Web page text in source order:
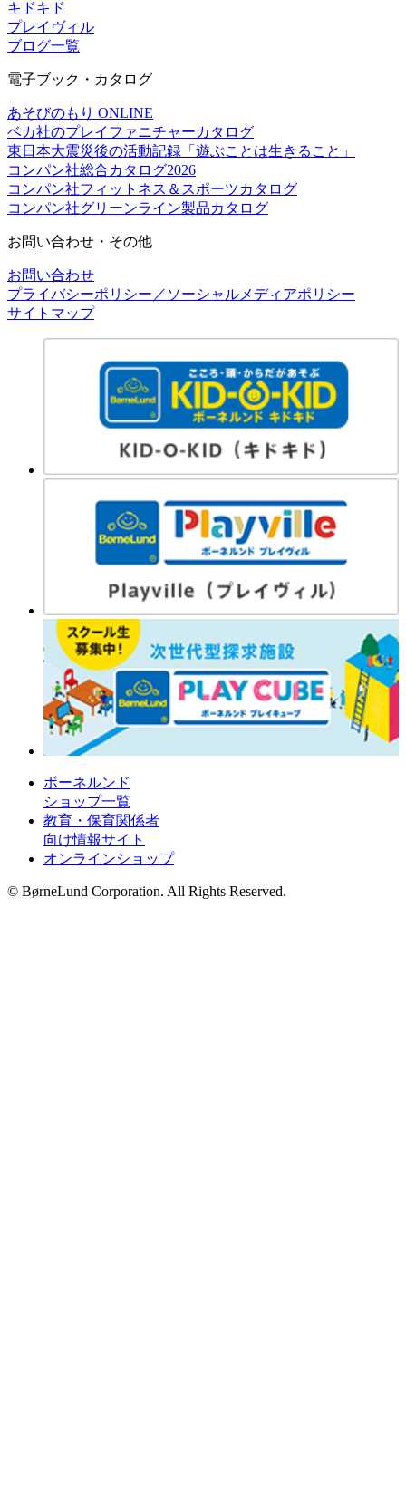
キドキド
プレイヴィル
ブログ一覧
電子ブック・カタログ
あそびのもり ONLINE
ベカ社のプレイファニチャーカタログ
東日本大震災後の活動記録「遊ぶことは生きること」
コンパン社総合カタログ2026
コンパン社フィットネス＆スポーツカタログ
コンパン社グリーンライン製品カタログ
お問い合わせ・その他
お問い合わせ
プライバシーポリシー／ソーシャルメディアポリシー
サイトマップ
ボーネルンド
ショップ一覧
教育・保育関係者
向け情報サイト
オンラインショップ
© BørneLund Corporation. All Rights Reserved.